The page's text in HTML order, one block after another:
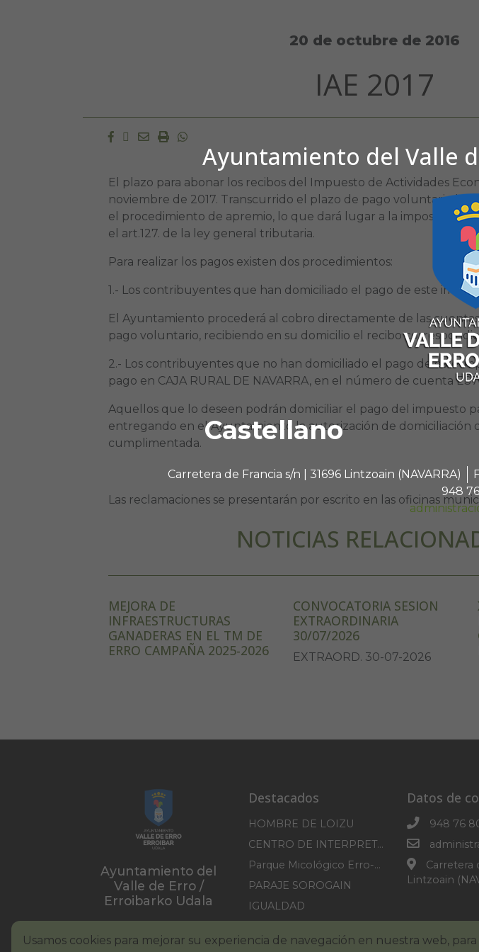
Ayuntamiento del Valle
Castellano
Carretera de Francia s/n | 31696 Lintzoain (NAVARRA)
948
20 de octubre de 2016
IAE 2017
Facebook
Twitter
EmailImprimir
Whatsapp
El plazo para abonar los recibos del Impuesto de Actividades
noviembre de 2017. Transcurrido el plazo de pago voluntario la
el procedimiento de apremio, lo que dará lugar a la imposición
el art.127. de la ley general tributaria.
Para realizar los pagos existen dos procedimientos:
1.- Los contribuyentes que han domiciliado el pago de este
El Ayuntamiento procederá al cobro directamente de las
pago voluntario, recibiendo en su domicilio el recibo
2.- Los contribuyentes que no han domiciliado el pago de este
pago en CAJA RURAL DE NAVARRA, en el número de cuenta
Aquellos que lo deseen podrán domiciliar el pago del impuesto
entregando en el Ayuntamiento la autorización de domiciliación
cumplimentada.
Las reclamaciones se presentarán por escrito en las oficinas
NOTICIAS
MEJORA DE
INFRAESTRUCTURAS
GANADERAS EN EL TM DE
ERRO CAMPAÑA 2025-2026
CONVOCATORIA SESION
EXTRAORDINARIA
30/07/2026
EXTRAORD. 30-07-2026
Ayuntamiento del
Valle de Erro /
Erroibarko Udala
Destacados
HOMBRE DE LOIZU
CENTRO DE INTERPRETACION DE SOROGAIN
Parque Micológico Erro-Roncesvalles
PARAJE SOROGAIN
IGUALDAD
Datos de
948 76
Carretera
Lintzoain
Usamos cookies para mejorar su experiencia de navegación en nuestra web,